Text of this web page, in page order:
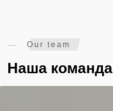
Our team
Наша команда